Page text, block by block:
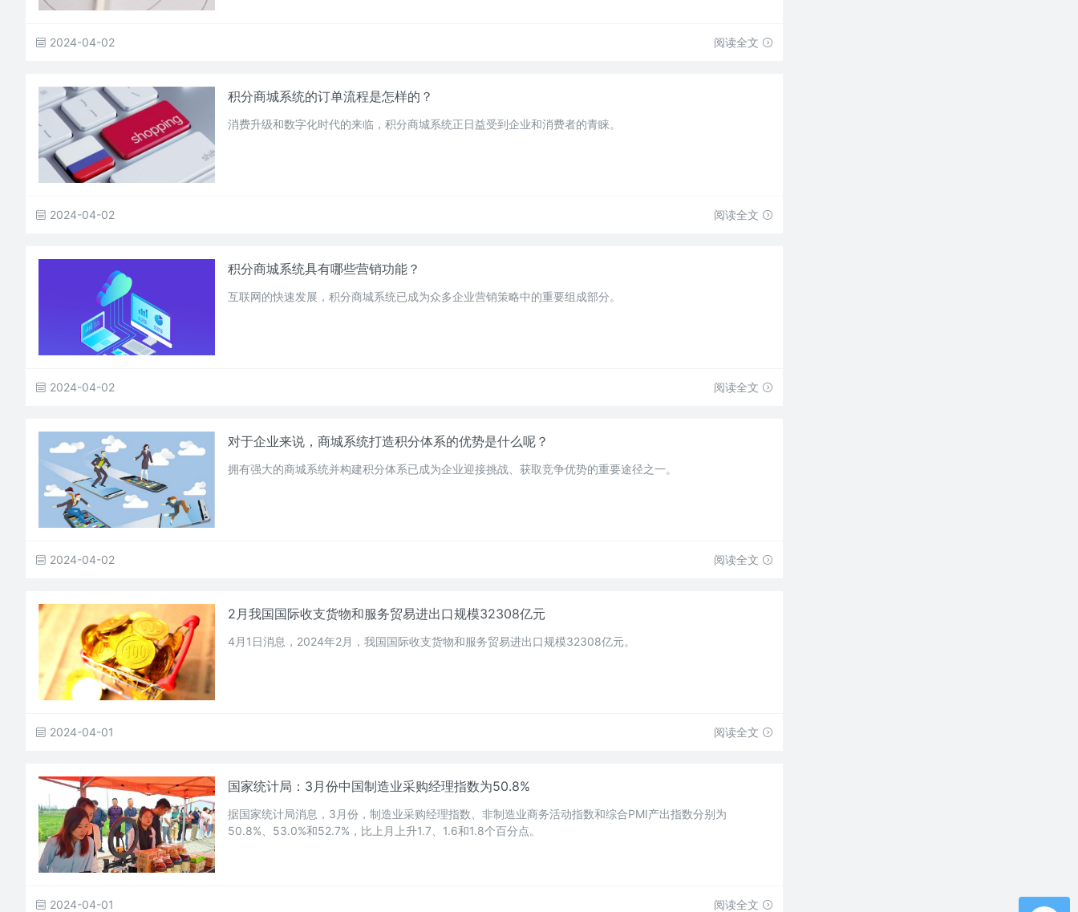
2024-04-02 阅读全文
积分商城系统的订单流程是怎样的？
消费升级和数字化时代的来临，积分商城系统正日益受到企业和消费者的青睐。
2024-04-02 阅读全文
积分商城系统具有哪些营销功能？
互联网的快速发展，积分商城系统已成为众多企业营销策略中的重要组成部分。
2024-04-02 阅读全文
对于企业来说，商城系统打造积分体系的优势是什么呢？
拥有强大的商城系统并构建积分体系已成为企业迎接挑战、获取竞争优势的重要途径之一。
2024-04-02 阅读全文
2月我国国际收支货物和服务贸易进出口规模32308亿元
4月1日消息，2024年2月，我国国际收支货物和服务贸易进出口规模32308亿元。
2024-04-01 阅读全文
国家统计局：3月份中国制造业采购经理指数为50.8%
据国家统计局消息，3月份，制造业采购经理指数、非制造业商务活动指数和综合PMI产出指数分别为
50.8%、53.0%和52.7%，比上月上升1.7、1.6和1.8个百分点。
2024-04-01 阅读全文